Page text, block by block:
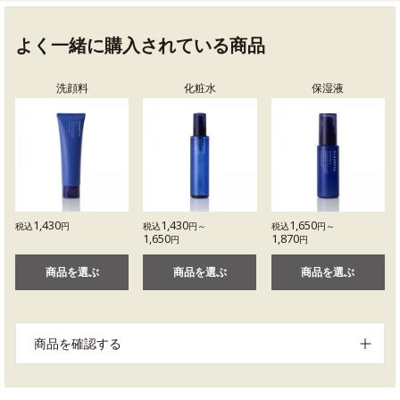
よく一緒に購入されている商品
洗顔料
税込1,430円
商品を選ぶ
化粧水
税込1,430円～
1,650円
商品を選ぶ
保湿液
税込1,650円～
1,870円
商品を選ぶ
商品を確認する